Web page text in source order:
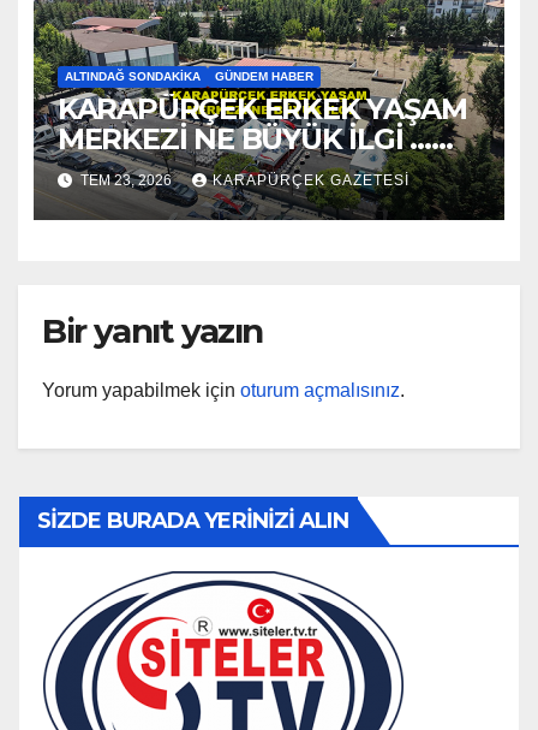
ALTINDAĞ SONDAKIKA GÜNDEM HABER
KARAPÜRÇEK ERKEK YAŞAM
MERKEZİ NE BÜYÜK İLGİ …
2026
TEM 23, 2026 KARAPÜRÇEK GAZETESİ
Bir yanıt yazın
Yorum yapabilmek için oturum açmalısınız.
SİZDE BURADA YERİNİZİ ALIN